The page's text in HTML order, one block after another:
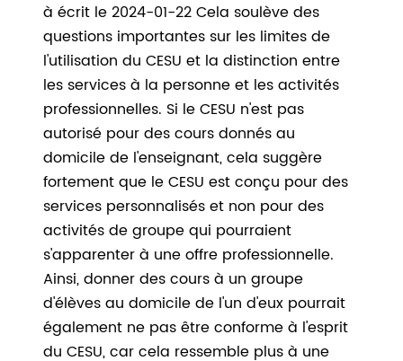
à écrit le 2024-01-22 Cela soulève des
questions importantes sur les limites de
l'utilisation du CESU et la distinction entre
les services à la personne et les activités
professionnelles. Si le CESU n'est pas
autorisé pour des cours donnés au
domicile de l'enseignant, cela suggère
fortement que le CESU est conçu pour des
services personnalisés et non pour des
activités de groupe qui pourraient
s'apparenter à une offre professionnelle.
Ainsi, donner des cours à un groupe
d'élèves au domicile de l'un d'eux pourrait
également ne pas être conforme à l'esprit
du CESU, car cela ressemble plus à une